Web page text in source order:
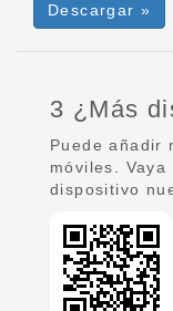
Descargar »
3 ¿Más
Puede añadir
móviles. Vaya
dispositivo